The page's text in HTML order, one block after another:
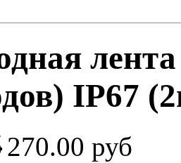
IP67
270.00 руб